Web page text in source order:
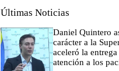
Últimas Noticias
Daniel Quintero
carácter a la
aceleró la
atención a los